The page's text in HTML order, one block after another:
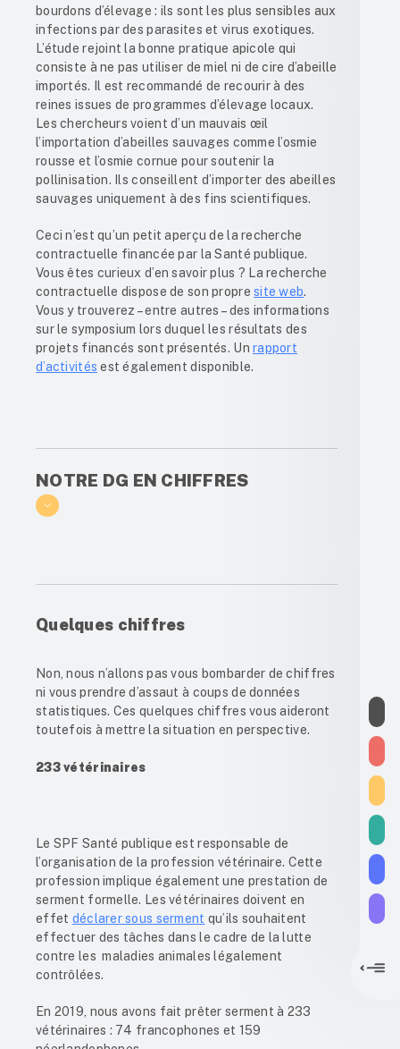
bourdons d’élevage : ils sont les plus sensibles aux
infections par des parasites et virus exotiques.
L’étude rejoint la bonne pratique apicole qui
consiste à ne pas utiliser de miel ni de cire d’abeille
importés. Il est recommandé de recourir à des
reines issues de programmes d’élevage locaux.
Les chercheurs voient d’un mauvais œil
l’importation d’abeilles sauvages comme l’osmie
rousse et l’osmie cornue pour soutenir la
pollinisation. Ils conseillent d’importer des abeilles
sauvages uniquement à des fins scientifiques.
Ceci n’est qu’un petit aperçu de la recherche
contractuelle financée par la Santé publique.
Vous êtes curieux d’en savoir plus ? La recherche
contractuelle dispose de son propresite web.
Vous y trouverez – entre autres – des informations
sur le symposium lors duquel les résultats des
projets financés sont présentés. Unrapport
d’activités est également disponible.
NOTRE DG EN CHIFFRES
Quelques chiffres
Non, nous n’allons pas vous bombarder de chiffres
ni vous prendre d’assaut à coups de données
statistiques. Ces quelques chiffres vous aideront
toutefois à mettre la situation en perspective.
233 vétérinaires
Le SPF Santé publique est responsable de
l’organisation de la profession vétérinaire. Cette
profession implique également une prestation de
serment formelle. Les vétérinaires doivent en
effet déclarer sous serment qu’ils souhaitent
effectuer des tâches dans le cadre de la lutte
contre les maladies animales légalement
contrôlées.
En 2019, nous avons fait prêter serment à 233
vétérinaires : 74 francophones et 159